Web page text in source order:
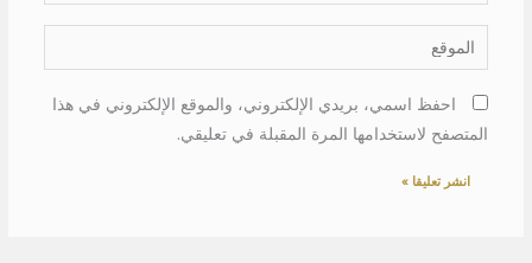
الموقع
احفظ اسمي، بريدي الإلكتروني، والموقع الإلكتروني في هذا
المتصفح لاستخدامها المرة المقبلة في تعليقي.